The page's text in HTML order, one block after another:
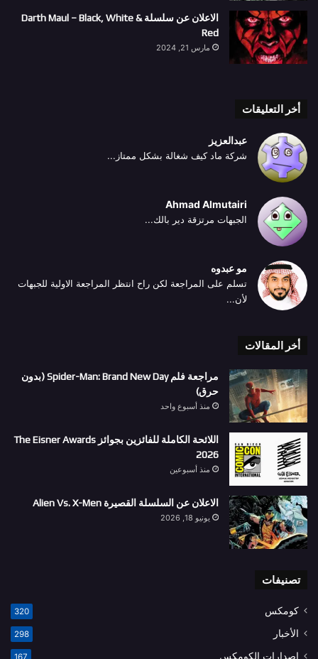
الاعلان عن سلسلة Darth Maul – Black, White &
Red
مارس 21, 2024
أخر التعليقات
عبدالعزيز
شركة ماد كيف شغالة بشكل ممتاز...
Ahmad Almutairi
الجبهات مرتزقة دير بالك...
مو عبدوه
تسلم على المراجعة لكن راح انتظر المراجعة الاولية للجبهات
لأن...
أخر المقالات
مراجعة فلم Spider-Man: Brand New Day (بدون
حرق)
منذ أسبوع واحد
اللائحة الكاملة للفائزين بجوائز The Eisner Awards
2026
منذ أسبوعين
الاعلان عن السلسلة القصيرة Alien Vs. X-Men
يونيو 18, 2026
تصنيفات
كومكس 320
الأخبار 298
إصدارات الكومكس